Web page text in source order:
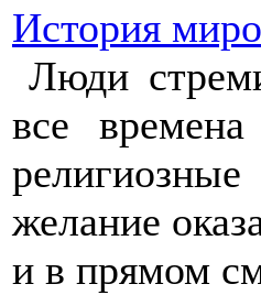
История
Люди
все
желание
и в прямом